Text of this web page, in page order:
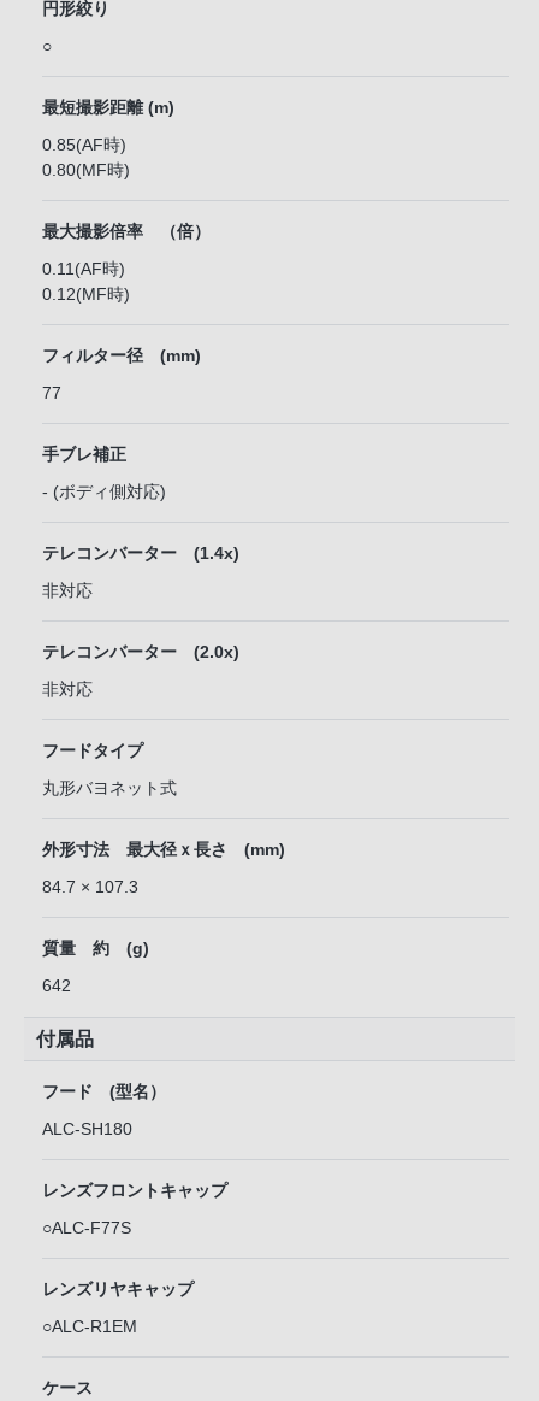
円形絞り
○
最短撮影距離 (m)
0.85(AF時)
0.80(MF時)
最大撮影倍率 （倍）
0.11(AF時)
0.12(MF時)
フィルター径 (mm)
77
手ブレ補正
- (ボディ側対応)
テレコンバーター (1.4x)
非対応
テレコンバーター (2.0x)
非対応
フードタイプ
丸形バヨネット式
外形寸法 最大径ｘ長さ (mm)
84.7 × 107.3
質量 約 (g)
642
付属品
フード (型名）
ALC-SH180
レンズフロントキャップ
○ALC-F77S
レンズリヤキャップ
○ALC-R1EM
ケース